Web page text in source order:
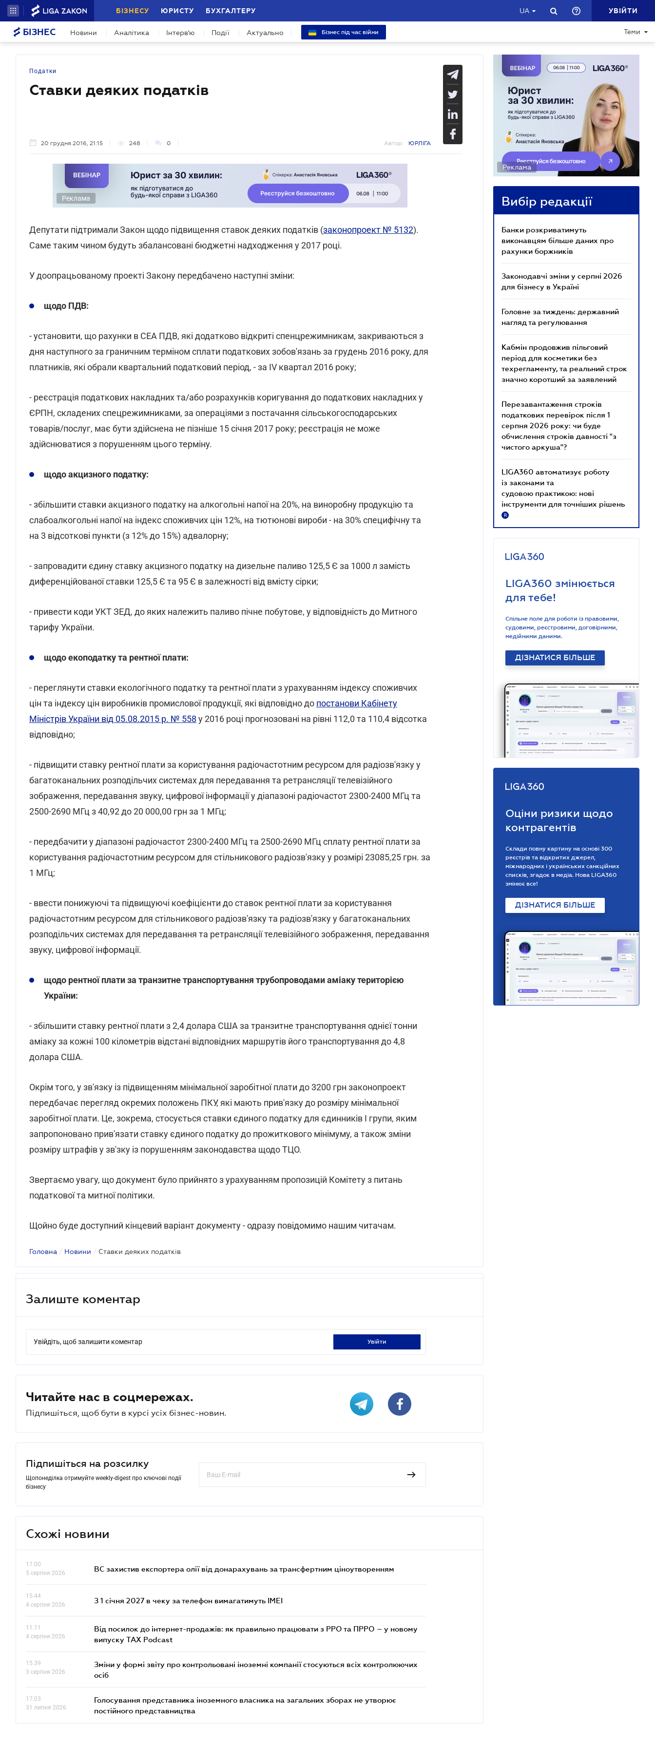
БІЗНЕСУ ЮРИСТУ БУХГАЛТЕРУ UA УВІЙТИ
БІЗНЕС Новини Аналітика Інтерв'ю Події Актуально Бізнес під час війни Теми
Податки
Ставки деяких податків
20 грудня 2016, 21:15 248 0 Автор: ЮРЛІГА
Реклама
Депутати підтримали Закон щодо підвищення ставок деяких податків (законопроект № 5132).
Саме таким чином будуть збалансовані бюджетні надходження у 2017 році.
У доопрацьованому проекті Закону передбачено наступні зміни:
щодо ПДВ:
- установити, що рахунки в СЕА ПДВ, які додатково відкриті спенцрежимникам, закриваються з
дня наступного за граничним терміном сплати податкових зобов'язань за грудень 2016 року, для
платників, які обрали квартальний податковий період, - за ІV квартал 2016 року;
- реєстрація податкових накладних та/або розрахунків коригування до податкових накладних у
ЄРПН, складених спецрежимниками, за операціями з постачання сільськогосподарських
товарів/послуг, має бути здійснена не пізніше 15 січня 2017 року; реєстрація не може
здійснюватися з порушенням цього терміну.
щодо акцизного податку:
- збільшити ставки акцизного податку на алкогольні напої на 20%, на виноробну продукцію та
слабоалкогольні напої на індекс споживчих цін 12%, на тютюнові вироби - на 30% специфічну та
на 3 відсоткові пункти (з 12% до 15%) адвалорну;
- запровадити єдину ставку акцизного податку на дизельне паливо 125,5 Є за 1000 л замість
диференційованої ставки 125,5 Є та 95 Є в залежності від вмісту сірки;
- привести коди УКТ ЗЕД, до яких належить паливо пічне побутове, у відповідність до Митного
тарифу України.
щодо екоподатку та рентної плати:
- переглянути ставки екологічного податку та рентної плати з урахуванням індексу споживчих
цін та індексу цін виробників промислової продукції, які відповідно до постанови Кабінету
Міністрів України від 05.08.2015 р. № 558 у 2016 році прогнозовані на рівні 112,0 та 110,4 відсотка
відповідно;
- підвищити ставку рентної плати за користування радіочастотним ресурсом для радіозв'язку у
багатоканальних розподільчих системах для передавання та ретрансляції телевізійного
зображення, передавання звуку, цифрової інформації у діапазоні радіочастот 2300-2400 МГц та
2500-2690 МГц з 40,92 до 20 000,00 грн за 1 МГц;
- передбачити у діапазоні радіочастот 2300-2400 МГц та 2500-2690 МГц сплату рентної плати за
користування радіочастотним ресурсом для стільникового радіозв'язку у розмірі 23085,25 грн. за
1 МГц;
- ввести понижуючі та підвищуючі коефіцієнти до ставок рентної плати за користування
радіочастотним ресурсом для стільникового радіозв'язку та радіозв'язку у багатоканальних
розподільчих системах для передавання та ретрансляції телевізійного зображення, передавання
звуку, цифрової інформації.
щодо рентної плати за транзитне транспортування трубопроводами аміаку територією
України:
- збільшити ставку рентної плати з 2,4 долара США за транзитне транспортування однієї тонни
аміаку за кожні 100 кілометрів відстані відповідних маршрутів його транспортування до 4,8
долара США.
Окрім того, у зв'язку із підвищенням мінімальної заробітної плати до 3200 грн законопроект
передбачає перегляд окремих положень ПКУ, які мають прив'язку до розміру мінімальної
заробітної плати. Це, зокрема, стосується ставки єдиного податку для єдинників I групи, яким
запропоновано прив'язати ставку єдиного податку до прожиткового мінімуму, а також зміни
розміру штрафів у зв'зку із порушенням законодавства щодо ТЦО.
Звертаємо увагу, що документ було прийнято з урахуванням пропозицій Комітету з питань
податкової та митної політики.
Щойно буде доступний кінцевий варіант документу - одразу повідомимо нашим читачам.
Головна / Новини / Ставки деяких податків
Залиште коментар
Увійдіть, щоб залишити коментар увійти
Читайте нас в соцмережах.
Підпишіться, щоб бути в курсі усіх бізнес-новин.
Підпишіться на розсилку
Щопонеділка отримуйте weekly-digest про ключові події
бізнесу
Схожі новини
17.00
5 серпня 2026
ВС захистив експортера олії від донарахувань за трансфертним ціноутворенням
15.44
4 серпня 2026
З 1 січня 2027 в чеку за телефон вимагатимуть IMEI
11.11
4 серпня 2026
Від посилок до інтернет-продажів: як правильно працювати з РРО та ПРРО – у новому
випуску TAX Podcast
15.39
3 серпня 2026
Зміни у формі звіту про контрольовані іноземні компанії стосуються всіх контролюючих
осіб
17.03
31 липня 2026
Голосування представника іноземного власника на загальних зборах не утворює
постійного представництва
Реклама
Вибір редакції
Банки розкриватимуть
виконавцям більше даних про
рахунки боржників
Законодавчі зміни у серпні 2026
для бізнесу в Україні
Головне за тиждень: державний
нагляд та регулювання
Кабмін продовжив пільговий
період для косметики без
техрегламенту, та реальний строк
значно коротший за заявлений
Перезавантаження строків
податкових перевірок після 1
серпня 2026 року: чи буде
обчислення строків давності "з
чистого аркуша"?
LIGA360 автоматизує роботу
із законами та
судовою практикою: нові
інструменти для точніших рішень
R
LIGA360 змінюється
для тебе!
Спільне поле для роботи із правовими,
судовими, реєстровими, договірними,
медійними даними.
ДІЗНАТИСЯ БІЛЬШЕ
Оціни ризики щодо
контрагентів
Склади повну картину на основі 300
реєстрів та відкритих джерел,
міжнародних і українських санкційних
списків, згадок в медіа. Нова LIGA360
змінює все!
ДІЗНАТИСЯ БІЛЬШЕ